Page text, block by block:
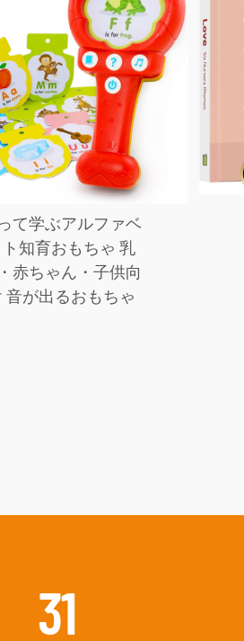
て学ぶアルファベ
ト知育おもちゃ 乳
赤ちゃん・子供向
音が出るおもちゃ
59